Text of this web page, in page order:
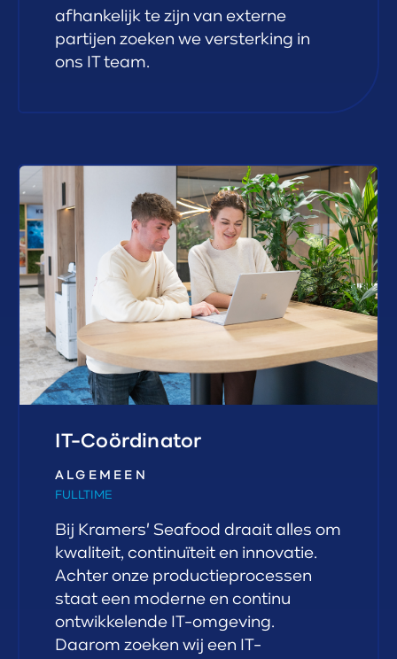
afhankelijk te zijn van externe
partijen zoeken we versterking in
ons IT team.
IT-Coördinator
ALGEMEEN
FULLTIME
Bij Kramers' Seafood draait alles om
kwaliteit, continuïteit en innovatie.
Achter onze productieprocessen
staat een moderne en continu
ontwikkelende IT-omgeving.
Daarom zoeken wij een IT-